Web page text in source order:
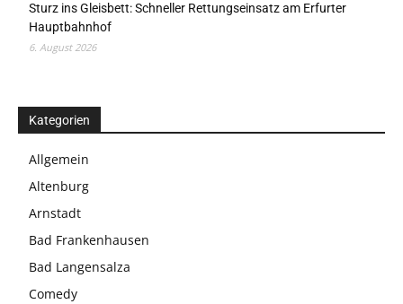
Sturz ins Gleisbett: Schneller Rettungseinsatz am Erfurter
Hauptbahnhof
6. August 2026
Kategorien
Allgemein
Altenburg
Arnstadt
Bad Frankenhausen
Bad Langensalza
Comedy